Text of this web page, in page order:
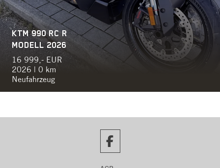
KTM 990 RC R
MODELL 2026
16 999,- EUR
2026 | 0 km
Neufahrzeug